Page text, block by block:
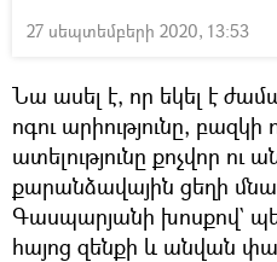
27 սեպտեմբերի 2020, 13:53
Նա ասել է, որ եկել է
ոգու արիությունը,
ատելությունը քոչվոր ու
քարանձավային ցեղի
Գասպարյանի խոսքով`
հայոց զենքի և անվան